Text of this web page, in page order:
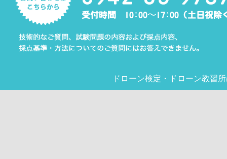
ドローン検定 ・ ドローン教習所